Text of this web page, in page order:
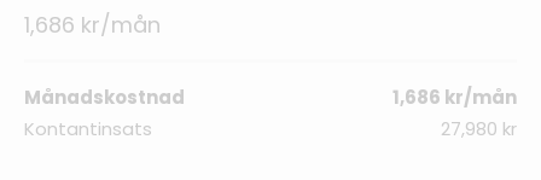
1,686 kr/mån
Månadskostnad
1,686 kr/mån
Kontantinsats
27,980 kr